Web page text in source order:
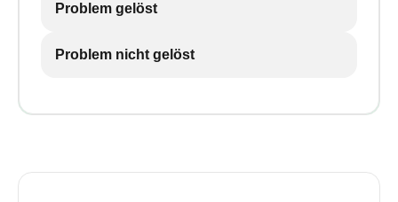
Problem gelöst
Problem nicht gelöst